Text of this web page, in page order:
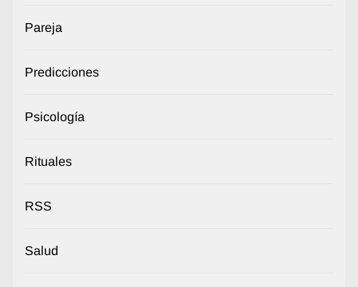
Pareja
Predicciones
Psicología
Rituales
RSS
Salud